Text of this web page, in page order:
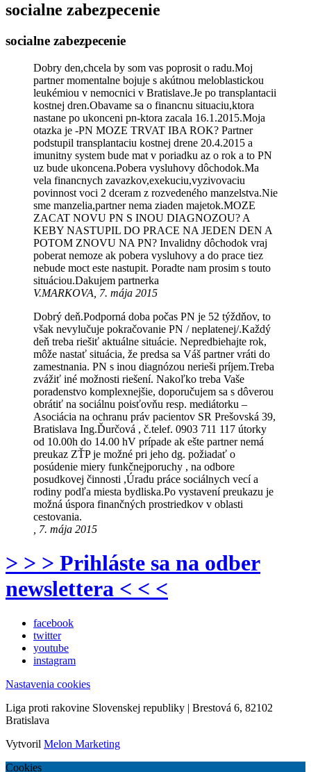
socialne zabezpecenie
socialne zabezpecenie
Dobry den,chcela by som vas poprosit o radu.Moj
partner momentalne bojuje s akútnou meloblastickou
leukémiou v nemocnici v Bratislave.Je po transplantacii
kostnej dren.Obavame sa o financnu situaciu,ktora
nastane po ukonceni pn-ktora zacala 16.1.2015.Moja
otazka je -PN MOZE TRVAT IBA ROK? Partner
podstupil transplantaciu kostnej drene 20.4.2015 a
imunitny system bude mat v poriadku az o rok a to PN
uz bude ukoncena.Pobera vysluhovy dôchodok.Ma
vela financnych zavazkov,exekuciu,vyzivovaciu
povinnost voci 2 dceram z rozvedeného manzelstva.Nie
sme manzelia,partner nema ziaden majetok.MOZE
ZACAT NOVU PN S INOU DIAGNOZOU? A
KEBY NASTUPIL DO PRACE NA JEDEN DEN A
POTOM ZNOVU NA PN? Invalidny dôchodok vraj
poberat nemoze ak pobera vysluhovy a do prace tiez
nebude moct este nastupit. Poradte nam prosim s touto
situáciou.Dakujem partnerka
V.MARKOVA, 7. mája 2015
Dobrý deň.Podporná doba počas PN je 52 týždňov, to
však nevylučuje pokračovanie PN / neplatenej/.Každý
deň treba riešiť aktuálne situácie. Nepredbiehajte rok,
môže nastať situácia, že predsa sa Váš partner vráti do
zamestnania. PN s inou diagnózou nerieši príjem.Treba
zvážiť iné možnosti riešení. Nakoľko treba Vaše
poradenstvo komplexnejšie, doporučujem sa s dôverou
obrátiť na sociálnu poisťovňu resp. mediátorku –
Asociácia na ochranu práv pacientov SR Prešovská 39,
Bratislava Ing.Ďurčová , č.telef. 0903 711 117 útorky
od 10.00h do 14.00 hV prípade ak ešte partner nemá
preukaz ZŤP je možné pri jeho dg. požiadať o
posúdenie miery funkčnejporuchy , na odbore
posudkovej činnosti ,Úradu práce sociálnych vecí a
rodiny podľa miesta bydliska.Po vystavení preukazu je
možná úspora finančných prostriedkov v oblasti
cestovania.
, 7. mája 2015
> > > Prihláste sa na odber
newslettera < < <
facebook
twitter
youtube
instagram
Nastavenia cookies
Liga proti rakovine Slovenskej republiky | Brestová 6, 82102
Bratislava
Vytvoril Melon Marketing
Cookies